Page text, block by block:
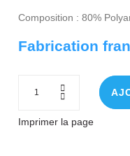
Composition : 80%
Fabrication
Imprimer la page